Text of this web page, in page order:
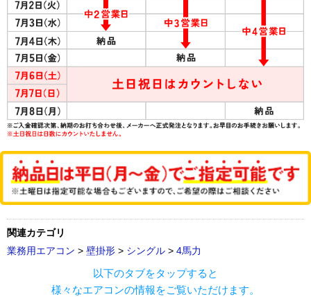
関連カテゴリ
業務用エアコン > 壁掛形 > シングル > 4馬力
以下のタブをタップすると
様々なエアコンの情報をご覧いただけます。